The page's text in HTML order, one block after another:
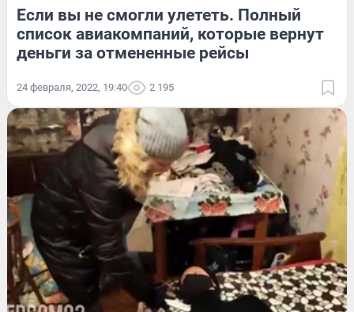
Если вы не смогли улететь. Полный
список авиакомпаний, которые вернут
деньги за отмененные рейсы
24 февраля, 2022, 19:40 2 195